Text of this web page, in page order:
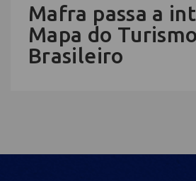
Mafra passa a
Mapa do Turismo
Brasileiro